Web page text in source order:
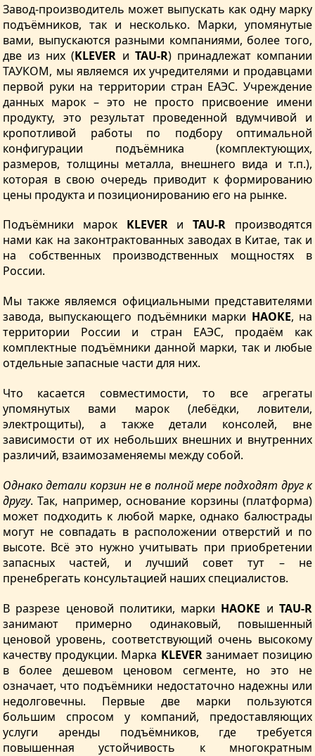
Завод-производитель может выпускать как одну марку
подъёмников, так и несколько. Марки, упомянутые
вами, выпускаются разными компаниями, более того,
две из них (KLEVER и TAU-R) принадлежат компании
ТАУКОМ, мы являемся их учредителями и продавцами
первой руки на территории стран ЕАЭС. Учреждение
данных марок – это не просто присвоение имени
продукту, это результат проведенной вдумчивой и
кропотливой работы по подбору оптимальной
конфигурации подъёмника (комплектующих,
размеров, толщины металла, внешнего вида и т.п.),
которая в свою очередь приводит к формированию
цены продукта и позиционированию его на рынке.
Подъёмники марок KLEVERиTAU-R производятся
нами как на законтрактованных заводах в Китае, так и
на собственных производственных мощностях в
России.
Мы также являемся официальными представителями
завода, выпускающего подъёмники марки HAOKE, на
территории России и стран ЕАЭС, продаём как
комплектные подъёмники данной марки, так и любые
отдельные запасные части для них.
Что касается совместимости, то все агрегаты
упомянутых вами марок (лебёдки, ловители,
электрощиты), а также детали консолей, вне
зависимости от их небольших внешних и внутренних
различий, взаимозаменяемы между собой.
Однако детали корзин не в полной мере подходят друг к
другу. Так, например, основание корзины (платформа)
может подходить к любой марке, однако балюстрады
могут не совпадать в расположении отверстий и по
высоте. Всё это нужно учитывать при приобретении
запасных частей, и лучший совет тут – не
пренебрегать консультацией наших специалистов.
В разрезе ценовой политики, марки HAOKE иTAU-R
занимают примерно одинаковый, повышенный
ценовой уровень, соответствующий очень высокому
качеству продукции. Марка KLEVERзанимает позицию
в более дешевом ценовом сегменте, но это не
означает, что подъёмники недостаточно надежны или
недолговечны. Первые две марки пользуются
большим спросом у компаний, предоставляющих
услуги аренды подъёмников, где требуется
повышенная устойчивость к многократным